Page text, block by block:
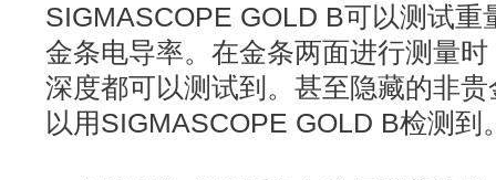
SIGMASCOPE GOLD B可以测试重
金条电导率。在金条两面进行测量
深度都可以测试到。甚至隐藏的非
以用SIGMASCOPE GOLD B检测到